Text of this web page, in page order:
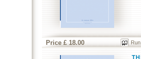
Price £ 18.00